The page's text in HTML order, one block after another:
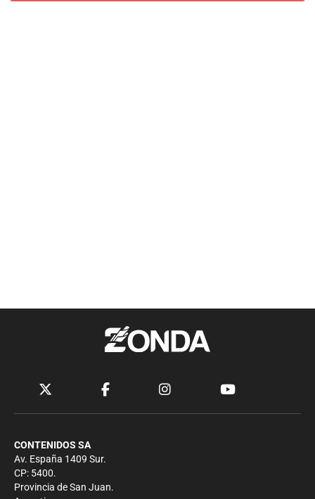
CONTENIDOS SA
Av. España 1409 Sur.
CP: 5400.
Provincia de San Juan.